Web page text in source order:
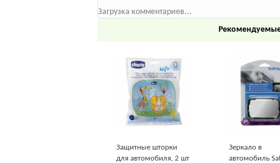
Загрузка комментариев...
Защитные шторки
для автомобиля, 2 шт
Зеркало в
автомобиль